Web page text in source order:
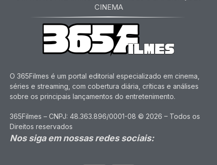
CINEMA
O 365Filmes é um portal editorial especializado em cinema,
séries e streaming, com cobertura diária, críticas e análises
sobre os principais lançamentos do entretenimento.
365Filmes – CNPJ: 48.363.896/0001-08 © 2026 – Todos os
Direitos reservados
Nos siga em nossas redes sociais: